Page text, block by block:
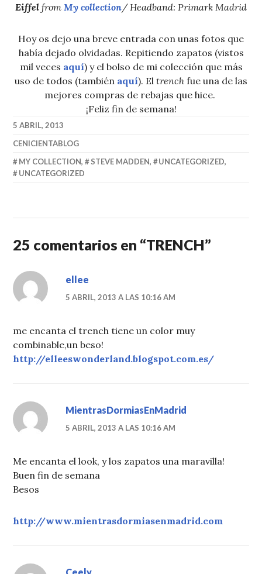
Eiffel from My collection/ Headband: Primark Madrid
Hoy os dejo una breve entrada con unas fotos que
había dejado olvidadas. Repitiendo zapatos (vistos
mil veces aquí) y el bolso de mi colección que más
uso de todos (también aquí). El trench fue una de las
mejores compras de rebajas que hice.
¡Feliz fin de semana!
5 ABRIL, 2013
CENICIENTABLOG
MY COLLECTION, STEVE MADDEN, UNCATEGORIZED,
UNCATEGORIZED
25 comentarios en “TRENCH”
ellee
5 ABRIL, 2013 A LAS 10:16 AM
me encanta el trench tiene un color muy
combinable,un beso!
http://elleeswonderland.blogspot.com.es/
MientrasDormiasEnMadrid
5 ABRIL, 2013 A LAS 10:16 AM
Me encanta el look, y los zapatos una maravilla!
Buen fin de semana
Besos
http://www.mientrasdormiasenmadrid.com
Ceely